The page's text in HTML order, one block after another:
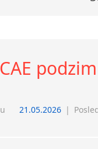
21.05.2026 |